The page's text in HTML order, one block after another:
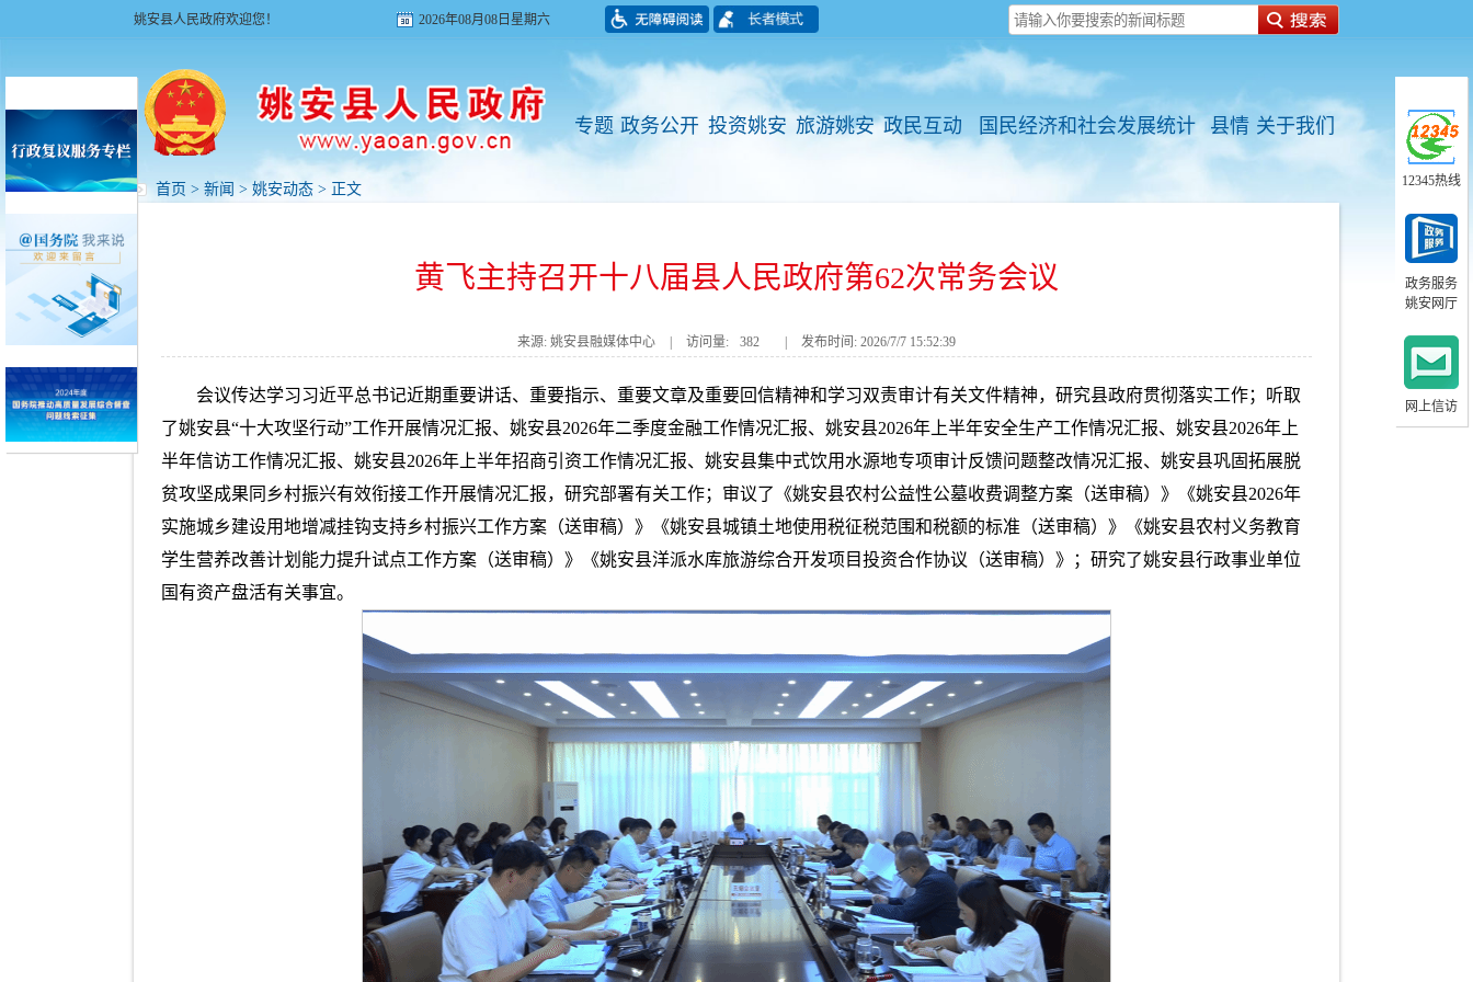
姚安县人民政府欢迎您！ 2026年08月08日星期六
专题 政务公开 投资姚安 旅游姚安 政民互动 国民经济和社会发展统计 县情 关于我们
首页 > 新闻 > 姚安动态 > 正文
黄飞主持召开十八届县人民政府第62次常务会议
来源: 姚安县融媒体中心 访问量: 382 发布时间: 2026/7/7 15:52:39
会议传达学习习近平总书记近期重要讲话、重要指示、重要文章及重要回信精神和学习双责审计有关文件精神，研究县政府贯彻落实工作；听取
了姚安县“十大攻坚行动”工作开展情况汇报、姚安县2026年二季度金融工作情况汇报、姚安县2026年上半年安全生产工作情况汇报、姚安县2026年上
半年信访工作情况汇报、姚安县2026年上半年招商引资工作情况汇报、姚安县集中式饮用水源地专项审计反馈问题整改情况汇报、姚安县巩固拓展脱
贫攻坚成果同乡村振兴有效衔接工作开展情况汇报，研究部署有关工作；审议了《姚安县农村公益性公墓收费调整方案（送审稿）》《姚安县2026年
实施城乡建设用地增减挂钩支持乡村振兴工作方案（送审稿）》《姚安县城镇土地使用税征税范围和税额的标准（送审稿）》《姚安县农村义务教育
学生营养改善计划能力提升试点工作方案（送审稿）》《姚安县洋派水库旅游综合开发项目投资合作协议（送审稿）》；研究了姚安县行政事业单位
国有资产盘活有关事宜。
12345热线
政务服务
姚安网厅
网上信访